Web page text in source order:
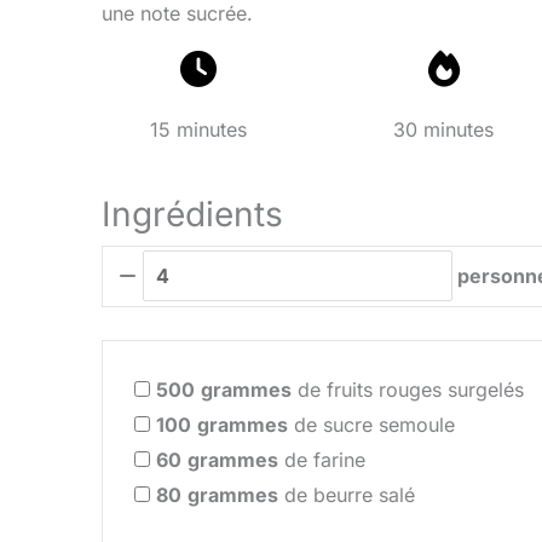
une note sucrée.
15 minutes 30 minutes
Ingrédients
500 grammes de fruits rouges surgelés
100 grammes de sucre semoule
60 grammes de farine
80 grammes de beurre salé